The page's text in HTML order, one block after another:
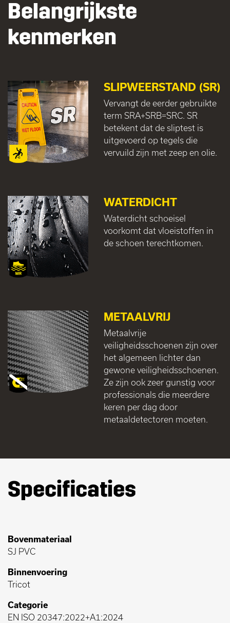
Belangrijkste
kenmerken
SLIPWEERSTAND (SR)
Vervangt de eerder gebruikte
term SRA+SRB=SRC. SR
betekent dat de sliptest is
uitgevoerd op tegels die
vervuild zijn met zeep en olie.
WATERDICHT
Waterdicht schoeisel
voorkomt dat vloeistoffen in
de schoen terechtkomen.
METAALVRIJ
Metaalvrije
veiligheidsschoenen zijn over
het algemeen lichter dan
gewone veiligheidsschoenen.
Ze zijn ook zeer gunstig voor
professionals die meerdere
keren per dag door
metaaldetectoren moeten.
Specificaties
Bovenmateriaal
SJ PVC
Binnenvoering
Tricot
Categorie
EN ISO 20347:2022+A1:2024